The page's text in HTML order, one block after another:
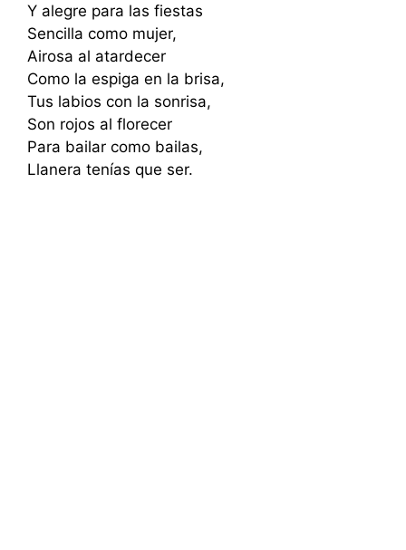
Y alegre para las fiestas
Sencilla como mujer,
Airosa al atardecer
Como la espiga en la brisa,
Tus labios con la sonrisa,
Son rojos al florecer
Para bailar como bailas,
Llanera tenías que ser.